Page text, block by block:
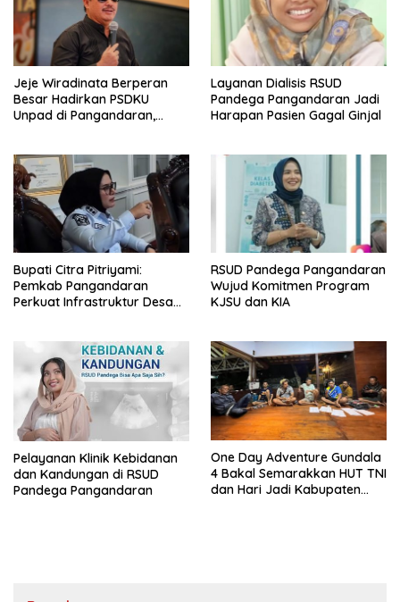
Jeje Wiradinata Berperan
Besar Hadirkan PSDKU
Unpad di Pangandaran,
Layanan Dialisis RSUD
Pandega Pangandaran Jadi
Harapan Pasien Gagal Ginjal
Bupati Citra Pitriyami:
Pemkab Pangandaran
Perkuat Infrastruktur Desa
RSUD Pandega Pangandaran
Wujud Komitmen Program
KJSU dan KIA
Pelayanan Klinik Kebidanan
dan Kandungan di RSUD
Pandega Pangandaran
One Day Adventure Gundala
4 Bakal Semarakkan HUT TNI
dan Hari Jadi Kabupaten